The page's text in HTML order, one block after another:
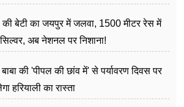
बेटी का जयपुर में जलवा, 1500 मीटर रेस में
अब नेशनल पर निशाना!
की 'पीपल की छांव में' से पर्यावरण दिवस पर
हरियाली का रास्ता